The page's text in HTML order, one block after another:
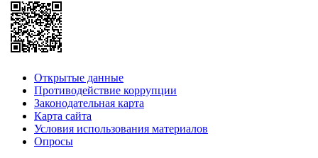
Открытые данные
Противодействие коррупции
Законодательная карта
Карта сайта
Условия использования материалов
Опросы